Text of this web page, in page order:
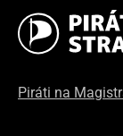
Piráti na